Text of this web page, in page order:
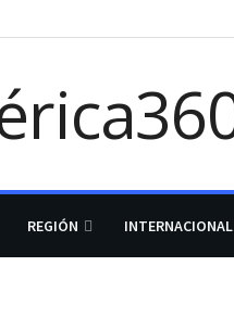
REGIÓN INTERNACIONAL